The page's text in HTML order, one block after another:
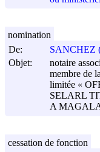
De:
SANCHEZ
Objet:
notaire
membre de
limitée «
SELARL
A
nomination
cessation de fonction